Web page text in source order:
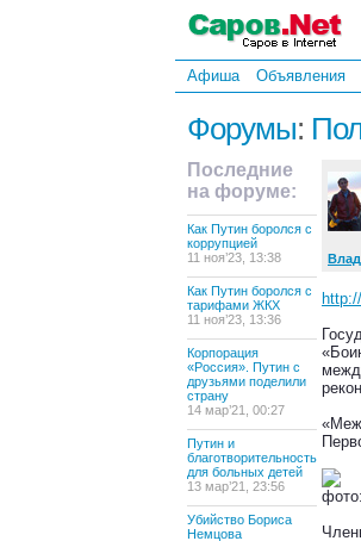
Афиша Объявления
Форумы:
Последние
на форуме:
Как Путин боролся с
коррупцией
11 ноя’23, 13:38
Как Путин боролся с
тарифами ЖКХ
11 ноя’23, 13:36
Корпорация
«Россия». Путин с
друзьями поделили
страну
14 мар’21, 00:27
Путин и
благотворительность
для больных детей
13 мар’21, 23:56
Убийство Бориса
Немцова